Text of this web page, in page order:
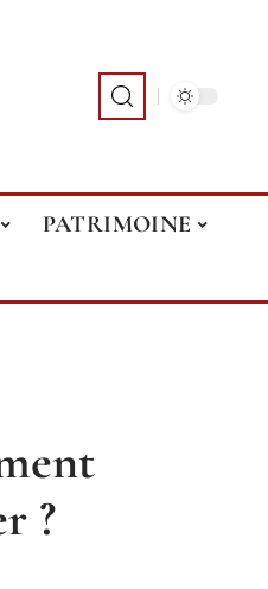
PATRIMOINE
?